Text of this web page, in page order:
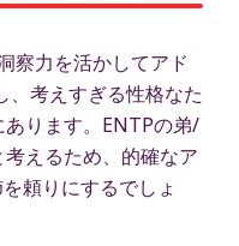
察力を活かしてアド
、考えすぎる性格なた
ります。ENTPの弟/
えるため、的確なア
頼りにするでしょ